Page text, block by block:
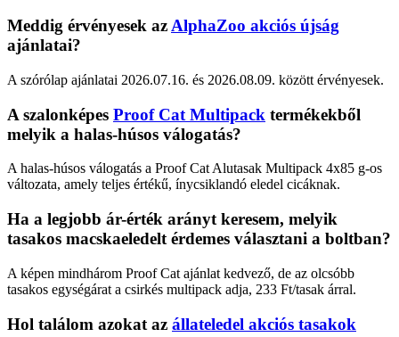
Meddig érvényesek azAlphaZoo akciós újság
ajánlatai?
A szórólap ajánlatai 2026.07.16. és 2026.08.09. között érvényesek.
A szalonképes Proof Cat Multipack termékekből
melyik a halas-húsos válogatás?
A halas-húsos válogatás a Proof Cat Alutasak Multipack 4x85 g-os
változata, amely teljes értékű, ínycsiklandó eledel cicáknak.
Ha a legjobb ár-érték arányt keresem, melyik
tasakos macskaeledelt érdemes választani a boltban?
A képen mindhárom Proof Cat ajánlat kedvező, de az olcsóbb
tasakos egységárat a csirkés multipack adja, 233 Ft/tasak árral.
Hol találom azokat az állateledel akciós tasakok